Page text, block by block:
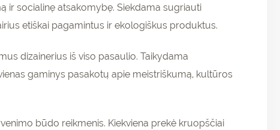
ir socialinę atsakomybę. Siekdama sugriauti
etiškai pagamintus ir ekologiškus produktus.
dizainerius iš viso pasaulio. Taikydama
gaminys pasakotų apie meistriškumą, kultūros
būdo reikmenis. Kiekviena prekė kruopščiai